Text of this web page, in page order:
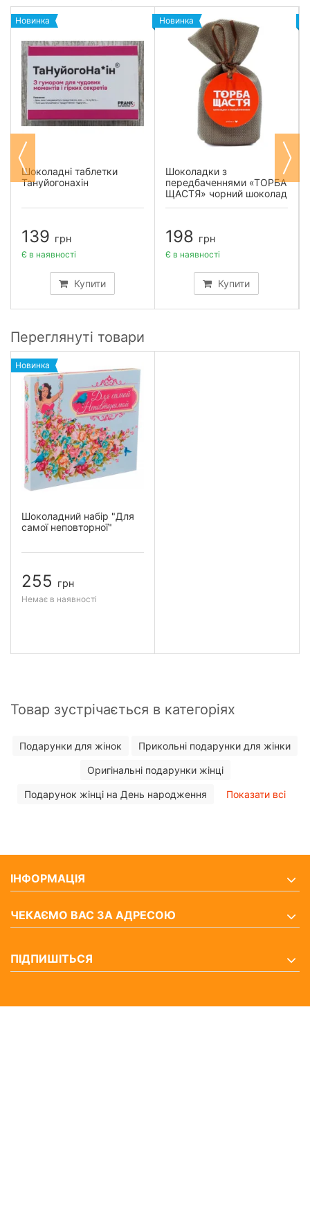
Новинка
Шоколадні таблетки
Тануйогонахін
139 грн
Купити
Є в наявності
Новинка
Шоколадки з
передбаченнями «ТОРБА
ЩАСТЯ» чорний шоколад
198 грн
Купити
Є в наявності
Переглянуті товари
Новинка
Шоколадний набір "Для
самої неповторної"
255 грн
Немає в наявності
Товар зустрічається в категоріях
Подарунки для жінок Прикольні подарунки для жінки
Оригінальні подарунки жінці
Подарунок жінці на День народження Показати всі
ІНФОРМАЦІЯ
ЧЕКАЄМО ВАС ЗА АДРЕСОЮ
ПІДПИШІТЬСЯ